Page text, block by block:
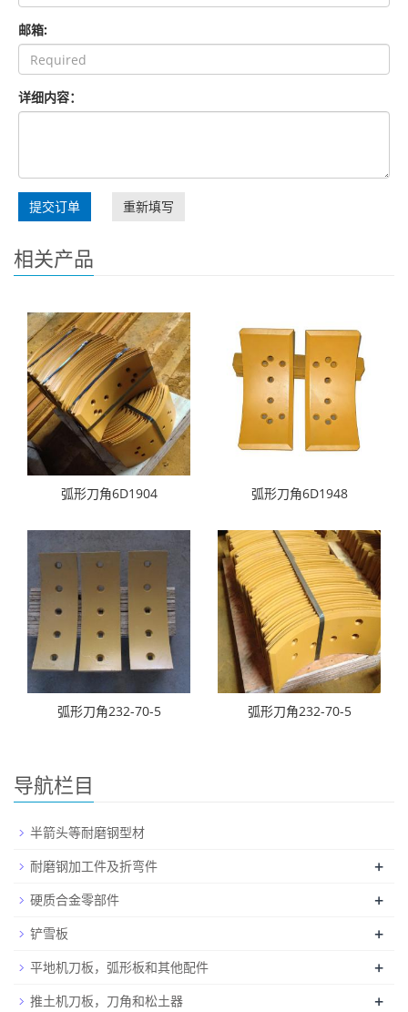
邮箱:
详细内容：
提交订单 重新填写
相关产品
弧形刀角6D1904 弧形刀角6D1948
弧形刀角232-70-5 弧形刀角232-70-5
导航栏目
半箭头等耐磨钢型材
耐磨钢加工件及折弯件
+
硬质合金零部件 +
铲雪板 +
平地机刀板，弧形板和其他配件 +
推土机刀板，刀角和松土器 +